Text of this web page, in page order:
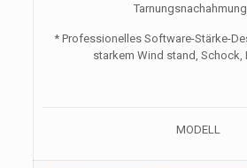
* Professionelles Software-Stärke-
starkem Wind stand, Schock,
MODELL